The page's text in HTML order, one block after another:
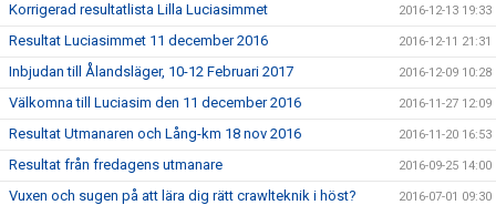
Korrigerad resultatlista Lilla Luciasimmet 2016-12-13 19:33
Resultat Luciasimmet 11 december 2016 2016-12-11 21:31
Inbjudan till Ålandsläger, 10-12 Februari 2017 2016-12-09 10:28
Välkomna till Luciasim den 11 december 2016 2016-11-27 12:09
Resultat Utmanaren och Lång-km 18 nov 2016 2016-11-20 16:53
Resultat från fredagens utmanare 2016-09-25 14:00
Vuxen och sugen på att lära dig rätt crawlteknik i höst? 2016-07-01 09:30